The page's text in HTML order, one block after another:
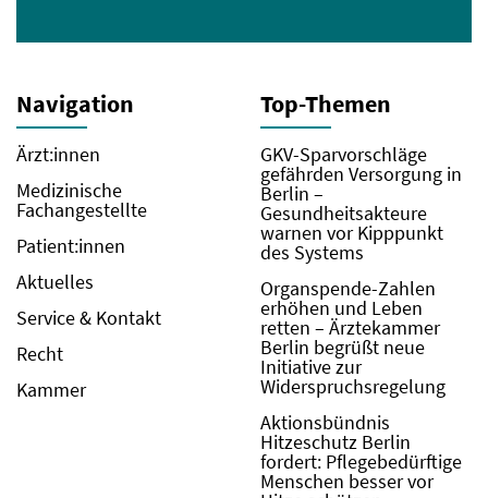
Navigation
Ärzt:innen
Medizinische
Fachangestellte
Patient:innen
Aktuelles
Service & Kontakt
Recht
Kammer
Top-Themen
GKV-Sparvorschläge
gefährden Versorgung in
Berlin –
Gesundheitsakteure
warnen vor Kipppunkt
des Systems
Organspende-Zahlen
erhöhen und Leben
retten – Ärztekammer
Berlin begrüßt neue
Initiative zur
Widerspruchsregelung
Aktionsbündnis
Hitzeschutz Berlin
fordert: Pflegebedürftige
Menschen besser vor